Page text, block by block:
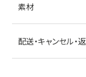
素材
配送・キャンセル・